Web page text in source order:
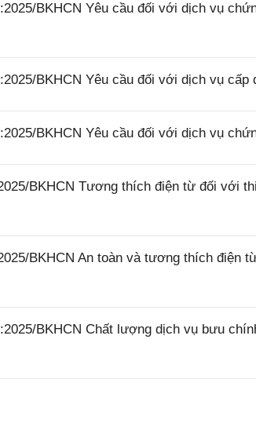
BKHCN Yêu cầu đối với dịch vụ
BKHCN Yêu cầu đối với dịch vụ cấp
BKHCN Yêu cầu đối với dịch vụ
BKHCN Tương thích điện từ đối với
BKHCN An toàn và tương thích điện
BKHCN Chất lượng dịch vụ bưu